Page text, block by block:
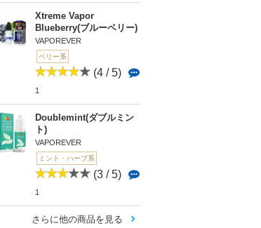
Xtreme Vapor
Blueberry(ブルーベリー)
VAPOREVER
ベリー系
(4 / 5)
1
Doublemint(ダブルミン
ト)
VAPOREVER
ミント・ハーブ系
(3 / 5)
1
さらに他の商品を見る